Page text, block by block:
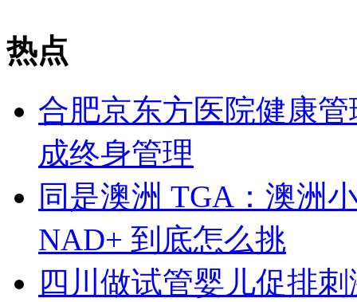
热点
合肥京东方医院健康
成终身管理
同是澳洲 TGA：澳洲
NAD+ 到底怎么挑
四川做试管婴儿促排